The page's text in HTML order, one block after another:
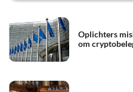
Oplichters
om